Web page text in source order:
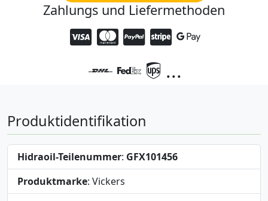
Zahlungs und Liefermethoden
...
Produktidentifikation
Hidraoil-Teilenummer: GFX101456
Produktmarke: Vickers